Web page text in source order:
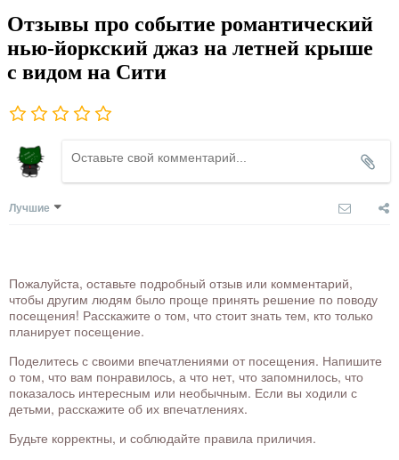
Отзывы про событие романтический
нью-йоркский джаз на летней крыше
с видом на Сити
Лучшие
Пожалуйста, оставьте подробный отзыв или комментарий,
чтобы другим людям было проще принять решение по поводу
посещения! Расскажите о том, что стоит знать тем, кто только
планирует посещение.
Поделитесь с своими впечатлениями от посещения. Напишите
о том, что вам понравилось, а что нет, что запомнилось, что
показалось интересным или необычным. Если вы ходили с
детьми, расскажите об их впечатлениях.
Будьте корректны, и соблюдайте правила приличия.